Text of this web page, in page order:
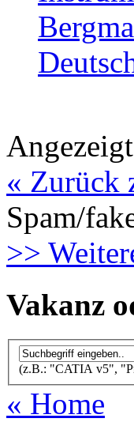
« Zurück
Spam/
>>
Vakanz
(z.B.: "CATIA v5",
« Home